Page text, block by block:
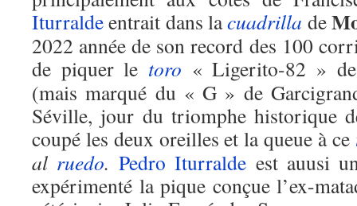
Iturraldeentrait dans lacuadrilla de
2022 année de son record des 100
de piquer le toro « Ligerito-82 »
(mais marqué du « G » de
Séville, jour du triomphe historique
coupé les deux oreilles et la queue à ce
al ruedo. Pedro Iturralde est auusi
expérimenté la pique conçue l’ex-